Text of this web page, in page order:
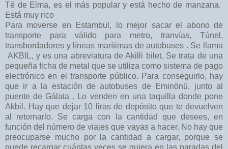
Té de Elma, es el más popular y está hecho de manzana.
Está muy rico
Para moverse en Estambul, lo mejor sacar el abono de
transporte para válido para metro, tranvías, Túnel,
transbordadores y líneas marítimas de autobuses . Se llama
AKBIL, y es una abreviatura de Akilli bilet. Se trata de una
pequeña ficha de metal que se utiliza como sistema de pago
electrónico en el transporte público. Para conseguirlo, hay
que ir a la estación de autobuses de Eminönü, junto al
puente de Gálata . Lo venden en una taquilla donde pone
Akbil. Hay que dejar 10 liras de depósito que te devuelven
al retornarlo. Se carga con la cantidad que desees, en
función del número de viajes que vayas a hacer. No hay que
preocuparse mucho por la cantidad a cargar, porque se